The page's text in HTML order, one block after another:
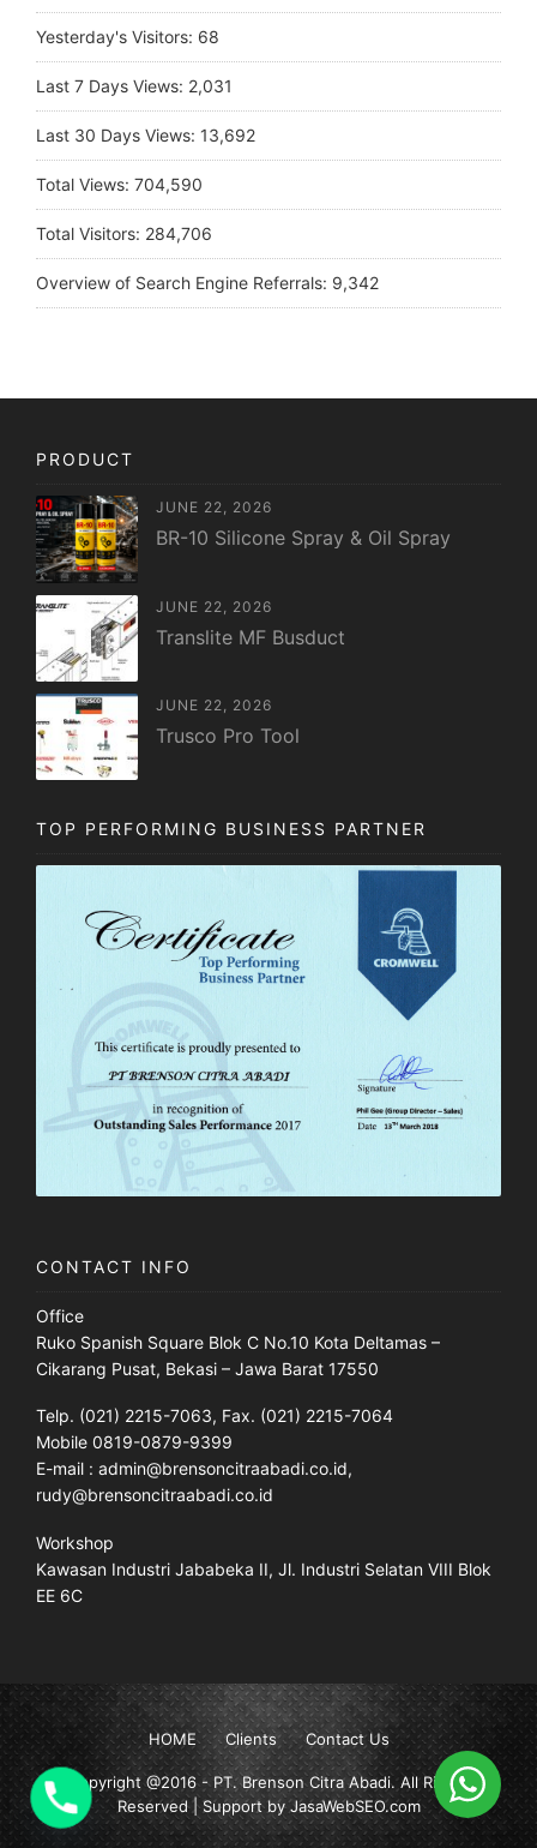
Yesterday's Visitors: 68
Last 7 Days Views: 2,031
Last 30 Days Views: 13,692
Total Views: 704,590
Total Visitors: 284,706
Overview of Search Engine Referrals: 9,342
PRODUCT
JUNE 22, 2026
BR-10 Silicone Spray & Oil Spray
JUNE 22, 2026
Translite MF Busduct
JUNE 22, 2026
Trusco Pro Tool
TOP PERFORMING BUSINESS PARTNER
CONTACT INFO
Office
Ruko Spanish Square Blok C No.10 Kota Deltamas –
Cikarang Pusat, Bekasi – Jawa Barat 17550
Telp. (021) 2215-7063, Fax. (021) 2215-7064
Mobile 0819-0879-9399
E-mail : admin@brensoncitraabadi.co.id,
rudy@brensoncitraabadi.co.id
Workshop
Kawasan Industri Jababeka II, Jl. Industri Selatan VIII Blok
EE 6C
HOME Clients Contact Us
Copyright @2016 -PT. Brenson Citra Abadi. All Rights
Reserved | Support by JasaWebSEO.com